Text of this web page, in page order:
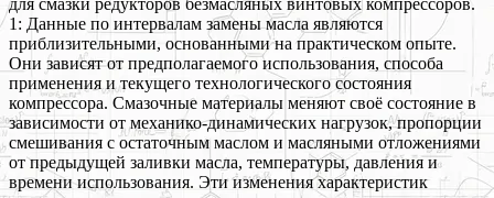
для смазки редукторов безмасляных винтовых компрессоров.
1: Данные по интервалам замены масла являются
приблизительными, основанными на практическом опыте.
Они зависят от предполагаемого использования, способа
применения и текущего технологического состояния
компрессора. Смазочные материалы меняют своё состояние в
зависимости от механико-динамических нагрузок, пропорции
смешивания с остаточным маслом и масляными отложениями
от предыдущей заливки масла, температуры, давления и
времени использования. Эти изменения характеристик